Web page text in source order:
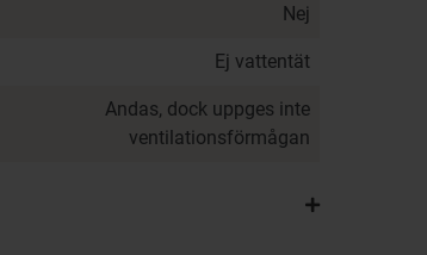
Nej
Ej vattentät
Andas, dock uppges inte
ventilationsförmågan